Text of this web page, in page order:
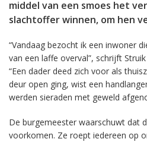
middel van een smoes het
slachtoffer winnen, om hen
“Vandaag bezocht ik een inwoner
van een laffe overval”, schrijft
“Een dader deed zich voor als
deur open ging, wist een
werden sieraden met geweld
De burgemeester waarschuwt dat
voorkomen. Ze roept iedereen op